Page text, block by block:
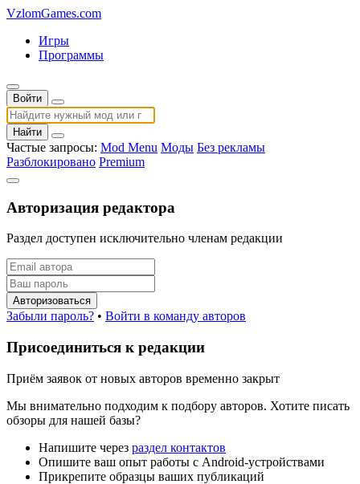
VzlomGames.com
Игры
Программы
Войти
Найти
Частые запросы: Mod Menu Моды Без рекламы
Разблокировано Premium
Авторизация редактора
Раздел доступен исключительно членам редакции
Авторизоваться
Забыли пароль? • Войти в команду авторов
Присоединиться к редакции
Приём заявок от новых авторов временно закрыт
Мы внимательно подходим к подбору авторов. Хотите писать
обзоры для нашей базы?
Напишите через раздел контактов
Опишите ваш опыт работы с Android-устройствами
Прикрепите образцы ваших публикаций